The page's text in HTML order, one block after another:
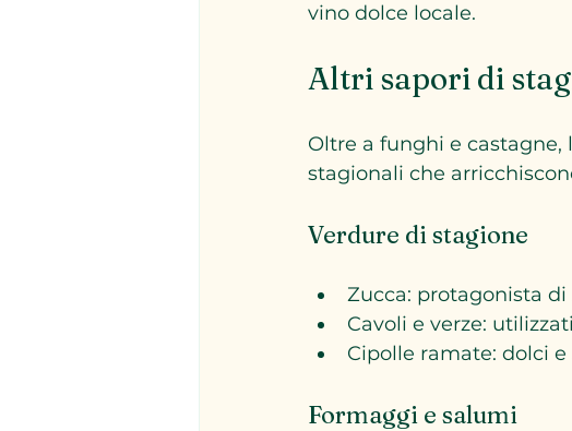
vino dolce locale.
Altri sapori di
Oltre a funghi e
stagionali che
Verdure di stagione
Zucca: protagonista
Cavoli e verze:
Cipolle ramate: dolci
Formaggi e salumi